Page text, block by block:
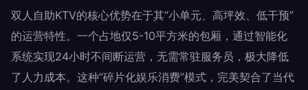
双人自助KTV的核心优势在于其“小单元、高坪效、低干预”
的运营特性。一个占地仅5-10平方米的包厢，通过智能化
系统实现24小时不间断运营，无需常驻服务员，极大降低
了人力成本。这种“碎片化娱乐消费”模式，完美契合了当代